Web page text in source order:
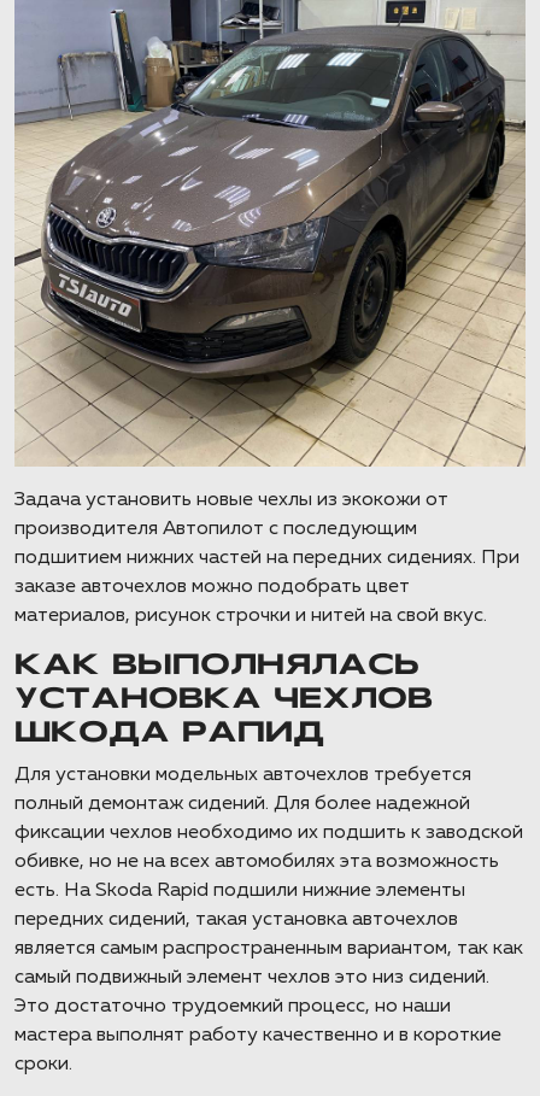
Задача установить новые чехлы из экокожи от
производителя Автопилот с последующим
подшитием нижних частей на передних сидениях. При
заказе авточехлов можно подобрать цвет
материалов, рисунок строчки и нитей на свой вкус.
КАК ВЫПОЛНЯЛАСЬ
УСТАНОВКА ЧЕХЛОВ
ШКОДА РАПИД
Для установки модельных авточехлов требуется
полный демонтаж сидений. Для более надежной
фиксации чехлов необходимо их подшить к заводской
обивке, но не на всех автомобилях эта возможность
есть. На Skoda Rapid подшили нижние элементы
передних сидений, такая установка авточехлов
является самым распространенным вариантом, так как
самый подвижный элемент чехлов это низ сидений.
Это достаточно трудоемкий процесс, но наши
мастера выполнят работу качественно и в короткие
сроки.